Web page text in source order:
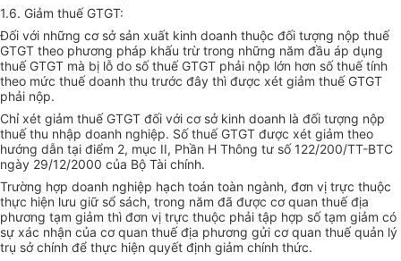
1.6. Giảm thuế GTGT:
Đối với những cơ sở sản xuất kinh doanh thuộc đối tượng nộp thuế
GTGT theo phương pháp khấu trừ trong những năm đầu áp dụng
thuế GTGT mà bị lỗ do số thuế GTGT phải nộp lớn hơn số thuế tính
theo mức thuế doanh thu trước đây thì được xét giảm thuế GTGT
phải nộp.
Chỉ xét giảm thuế GTGT đối với cơ sở kinh doanh là đối tượng nộp
thuế thu nhập doanh nghiệp. Số thuế GTGT được xét giảm theo
hướng dẫn tại điểm 2, mục II, Phần H Thông tư số 122/200/TT-BTC
ngày 29/12/2000 của Bộ Tài chính.
Trường hợp doanh nghiệp hạch toán toàn ngành, đơn vị trực thuộc
thực hiện lưu giữ sổ sách, trong năm đã được cơ quan thuế địa
phương tạm giảm thì đơn vị trực thuộc phải tập hợp số tạm giảm có
sự xác nhận của cơ quan thuế địa phương gửi cơ quan thuế quản lý
trụ sở chính để thực hiện quyết định giảm chính thức.